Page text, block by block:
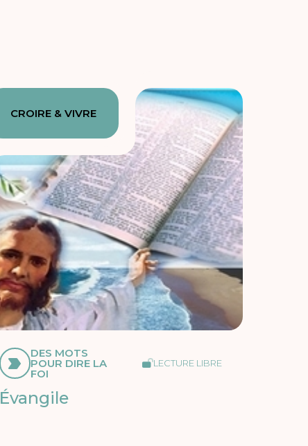
CROIRE & VIVRE
DES MOTS
POUR DIRE LA
FOI
LECTURE LIBRE
Évangile